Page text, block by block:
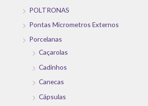
POLTRONAS
Pontas Micrometros Externos
Porcelanas
Caçarolas
Cadinhos
Canecas
Cápsulas